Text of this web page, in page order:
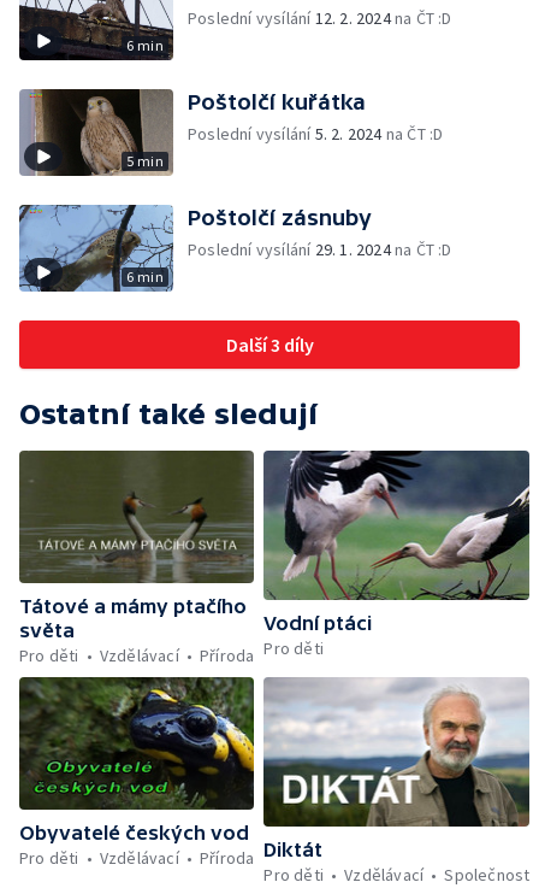
6 min
Poslední vysílání12. 2. 2024na ČT :D
5 min
Poštolčí kuřátka
Poslední vysílání5. 2. 2024na ČT :D
6 min
Poštolčí zásnuby
Poslední vysílání 29. 1. 2024na ČT :D
Další 3 díly
Ostatní také sledují
Tátové a mámy ptačího
světa
Pro děti
Vzdělávací Příroda
Vodní ptáci
Pro děti
Obyvatelé českých vod
Pro děti
Vzdělávací Příroda Diktát
Pro děti
Vzdělávací Společnost